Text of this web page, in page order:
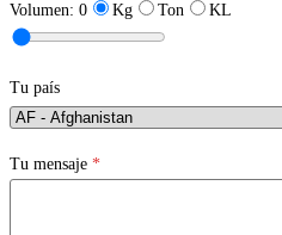
Volumen: 0 Kg Ton KL
Tu país
Tu mensaje *